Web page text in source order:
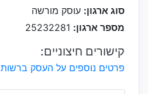
סוג ארגון: עוסק מורשה
מספר ארגון:
קישורים חיצוניים:
פרטים נוספים על העסק